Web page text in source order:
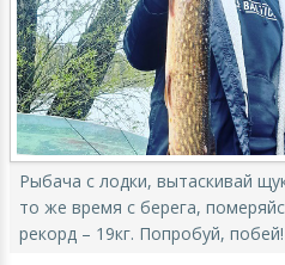
Рыбача с лодки, вытаскивай
то же время с берега,
рекорд – 19кг. Попробуй, побей!